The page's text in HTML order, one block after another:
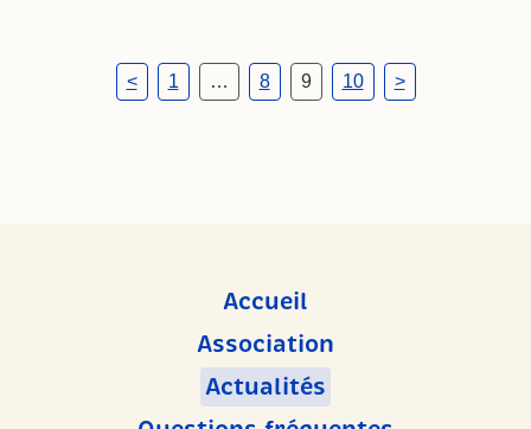
Pagination
< 1 … 8 9 10 >
Accueil
Association
Actualités